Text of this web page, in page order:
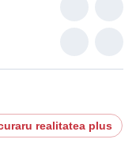
realitatea plus